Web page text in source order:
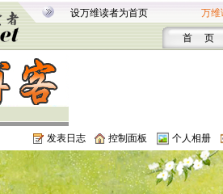
设万维读者为首页 万维
首 页
发表日志 控制面板 个人相册